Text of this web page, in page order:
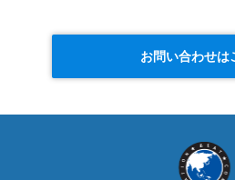
お問い合わせは
BEAT